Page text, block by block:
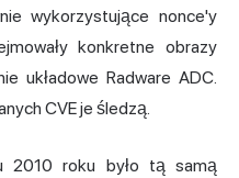
wykorzystujące nonce'y
konkretne obrazy
układowe Radware ADC.
CVE je śledzą.
2010 roku było tą samą